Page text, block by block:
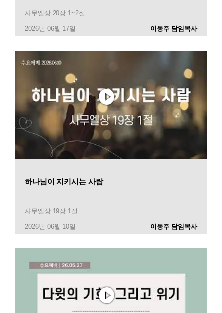
사무엘상 20장 1~2절
2026년 06월 17일 이동주 담임목사
하나님이 지키시는 사람
사무엘상 19장 1절
2026년 06월 10일 이동주 담임목사